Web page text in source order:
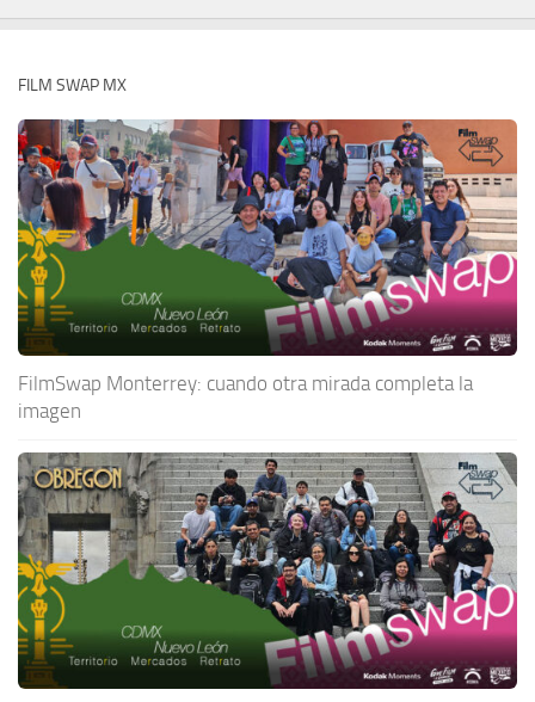
FILM SWAP MX
FilmSwap Monterrey: cuando otra mirada completa la
imagen